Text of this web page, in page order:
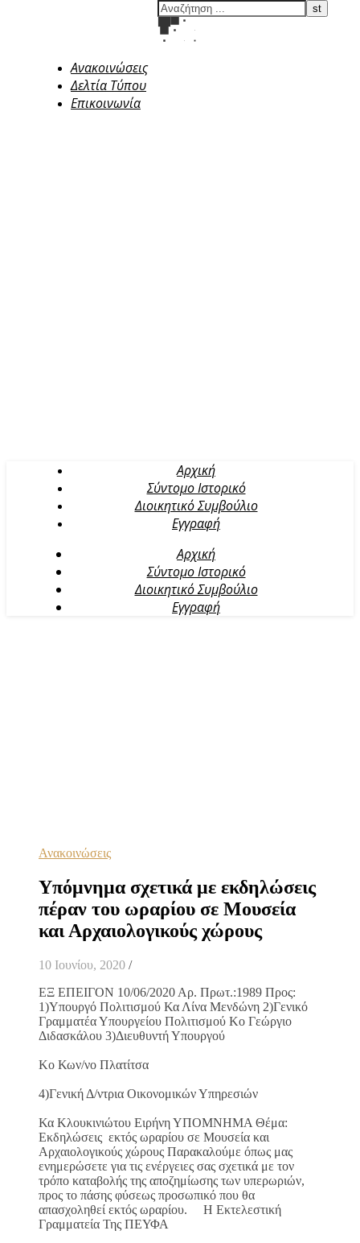
Ανακοινώσεις
Δελτία Τύπου
Επικοινωνία
Αρχική
Σύντομο Ιστορικό
Διοικητικό Συμβούλιο
Εγγραφή
Αρχική
Σύντομο Ιστορικό
Διοικητικό Συμβούλιο
Εγγραφή
Ανακοινώσεις
Υπόμνημα σχετικά με εκδηλώσεις
πέραν του ωραρίου σε Μουσεία
και Αρχαιολογικούς χώρους
10 Ιουνίου, 2020 /
ΕΞ ΕΠΕΙΓΟΝ 10/06/2020 Αρ. Πρωτ.:1989 Προς:
1)Υπουργό Πολιτισμού Κα Λίνα Μενδώνη 2)Γενικό
Γραμματέα Υπουργείου Πολιτισμού Κο Γεώργιο
Διδασκάλου 3)Διευθυντή Υπουργού
Κο Κων/νο Πλατίτσα
4)Γενική Δ/ντρια Οικονομικών Υπηρεσιών
Κα Κλουκινιώτου Ειρήνη ΥΠΟΜΝΗΜΑ Θέμα:
Εκδηλώσεις εκτός ωραρίου σε Μουσεία και
Αρχαιολογικούς χώρους Παρακαλούμε όπως μας
ενημερώσετε για τις ενέργειες σας σχετικά με τον
τρόπο καταβολής της αποζημίωσης των υπερωριών,
προς το πάσης φύσεως προσωπικό που θα
απασχοληθεί εκτός ωραρίου. Η Εκτελεστική
Γραμματεία Της ΠΕΥΦΑ